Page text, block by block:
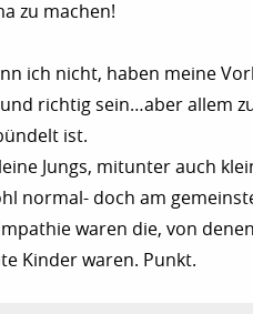
zu machen!
ich nicht, haben meine
richtig sein…aber allem
ist.
Jungs, mitunter auch
normal- doch am
waren die, von
Kinder waren. Punkt.